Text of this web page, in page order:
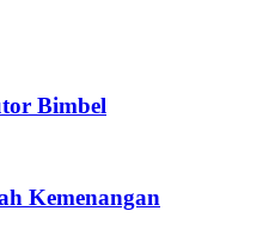
Bimbel
Kemenangan